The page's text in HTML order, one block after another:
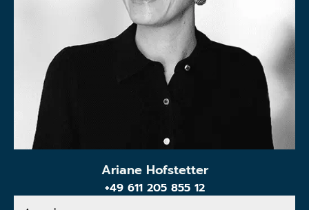
Ariane Hofstetter
+49 611 205 855 12
Anrede